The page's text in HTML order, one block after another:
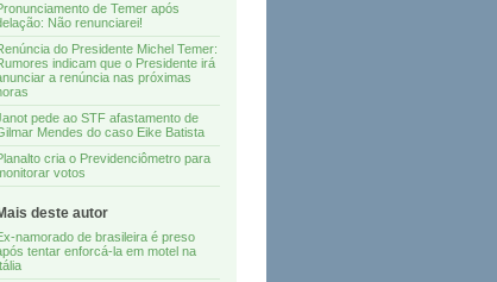
de Temer após
Não renunciarei!
do Presidente Michel Temer:
indicam que o Presidente irá
a renúncia nas próximas
pede ao STF afastamento de
Mendes do caso Eike Batista
cria o Previdenciômetro para
votos
deste autor
namorado de brasileira é preso
tentar enforcá-la em motel na